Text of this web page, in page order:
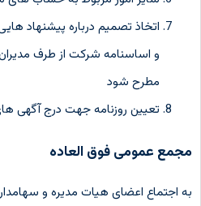
اتخاذ تصمیم درباره پیشنهاد
و اساسنامه شرکت از طرف
مطرح شود
تعیین روزنامه جهت درج آگهی
مجمع عمومی فوق العاده
به اجتماع اعضای هیات مدیره و